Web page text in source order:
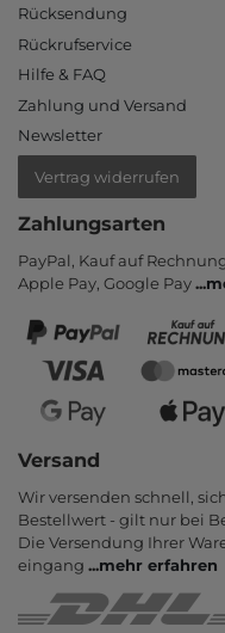
Rücksendung
Rückrufservice
Hilfe & FAQ
Zahlung und Versand
Newsletter
Vertrag widerrufen
Zahlungsarten
PayPal, Kauf auf
Apple Pay, Google Pay...
Versand
Wir versenden schnell,
Bestell­wert - gilt nur bei
Die Ver­sendung Ihrer
eingang ...mehr erfahren